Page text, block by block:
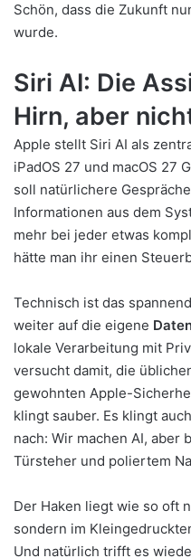
Schön, dass die Zukunft
wurde.
Siri AI: Die
Hirn, aber
Apple stellt Siri AI als
iPadOS 27 und macOS 27
soll natürlichere
Informationen aus dem
mehr bei jeder etwas
hätte man ihr einen
Technisch ist das
weiter auf die eigene
lokale Verarbeitung mit
versucht damit, die
gewohnten Apple-
klingt sauber. Es klingt
nach: Wir machen AI, aber
Türsteher und poliertem
Der Haken liegt wie so oft
sondern im
Und natürlich trifft es